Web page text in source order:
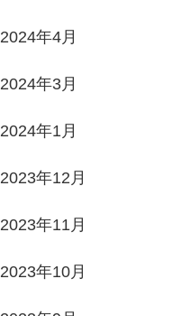
2024年4月
2024年3月
2024年1月
2023年12月
2023年11月
2023年10月